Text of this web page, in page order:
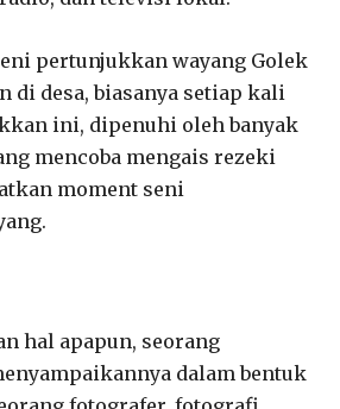
pertunjukkan wayang Golek
di desa, biasanya setiap kali
ini, dipenuhi oleh banyak
mencoba mengais rezeki
moment seni
hal apapun, seorang
dalam bentuk